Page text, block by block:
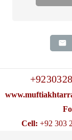
Cell: +92 303